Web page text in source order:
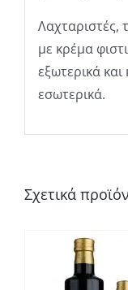
Λαχταριστές,
με κρέμα
εξωτερικά
εσωτερικά.
Σχετικά